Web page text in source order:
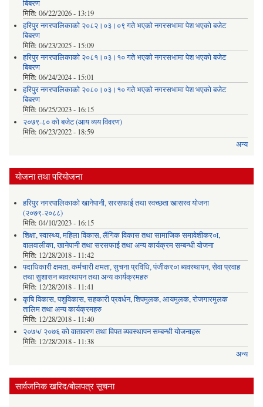
बिबरण
मिति: 06/22/2026 - 13:19
हरिपुर नगरपालिकाको २०८२।०३।०९ गते भएको नगरसभामा पेश भएको बजेट
बिबरण
मिति: 06/23/2025 - 15:09
हरिपुर नगरपालिकाको २०८१।०३।१० गते भएको नगरसभामा पेश भएको बजेट
बिबरण
मिति: 06/24/2024 - 15:01
हरिपुर नगरपालिकाको २०८०।०३।१० गते भएको नगरसभामा पेश भएको बजेट
बिबरण
मिति: 06/25/2023 - 16:15
२०७९-८० को बजेट (आय व्यय विवरण)
मिति: 06/23/2022 - 18:59
अन्य
योजना तथा परियोजना
हरिपुर नगरपालिकाको खानेपानी, सरसफाई तथा स्वच्छता खासस्व योजना
(२०७९-२०८८)
मिति: 04/10/2023 - 16:15
शिक्षा, स्वास्थ्य, महिला विकास, लैंगिक विकास तथा सामाजिक समावेशीकर०ा,
वालवालीका, खानेपानी तथा सरसफाई तथा अन्य कार्यक्रम सम्बन्धी योजना
मिति: 12/28/2018 - 11:42
पदाधिकारी क्षमता, कर्मचारी क्षमता, सुचना प्रविधि, पंजीकर०ा ब्यवस्थापन, सेवा प्रवाह
तथा सुशासन ब्यवस्थापन तथा अन्य कार्यक्रमहरु
मिति: 12/28/2018 - 11:41
कृषि विकास, पशुविकास, सहकारी प्रवर्धन, शिपमुलक, आयमुलक, रोजगारमुलक
तालिम तथा अन्य कार्यक्रमहरु
मिति: 12/28/2018 - 11:40
२०७५/ २०७६ को वातावरण तथा विपत व्यवस्थापन सम्बन्धी योजनाहरू
मिति: 12/28/2018 - 11:38
अन्य
सार्वजनिक खरिद/बोलपत्र सूचना